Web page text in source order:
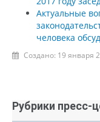
Актуальные
человека
Создано: 19 января
Рубрики пресс-